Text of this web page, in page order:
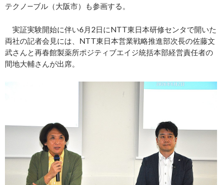
テクノ―ブル（大阪市）も参画する。
実証実験開始に伴い6月2日にNTT東日本研修センタで開いた
両社の記者会見には、NTT東日本営業戦略推進部次長の佐藤文
武さんと再春館製薬所ポジティブエイジ統括本部経営責任者の
間地大輔さんが出席。